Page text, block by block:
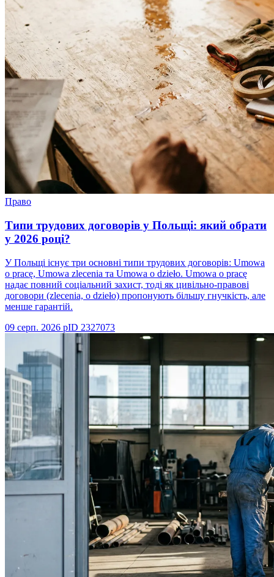
Право
Типи трудових договорів у Польщі: який обрати
у 2026 році?
У Польщі існує три основні типи трудових договорів: Umowa
o pracę, Umowa zlecenia та Umowa o dzieło. Umowa o pracę
надає повний соціальний захист, тоді як цивільно-правові
договори (zlecenia, o dzieło) пропонують більшу гнучкість, але
менше гарантій.
09 серп. 2026 рID 2327073